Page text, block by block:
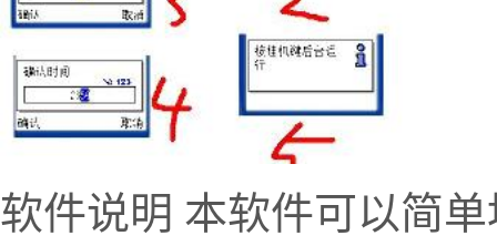
软件说明 本软件可以简